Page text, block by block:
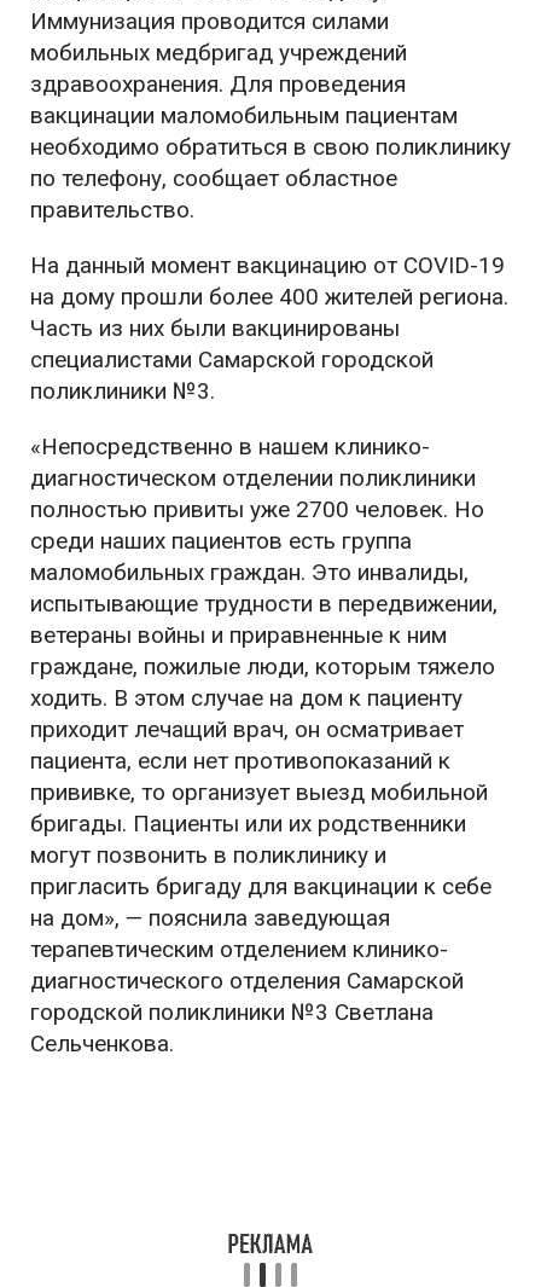
Иммунизация проводится силами
мобильных медбригад учреждений
здравоохранения. Для проведения
вакцинации маломобильным пациентам
необходимо обратиться в свою поликлинику
по телефону, сообщает областное
правительство.
На данный момент вакцинацию от COVID-19
на дому прошли более 400 жителей региона.
Часть из них были вакцинированы
специалистами Самарской городской
поликлиники №3.
«Непосредственно в нашем клинико-
диагностическом отделении поликлиники
полностью привиты уже 2700 человек. Но
среди наших пациентов есть группа
маломобильных граждан. Это инвалиды,
испытывающие трудности в передвижении,
ветераны войны и приравненные к ним
граждане, пожилые люди, которым тяжело
ходить. В этом случае на дом к пациенту
приходит лечащий врач, он осматривает
пациента, если нет противопоказаний к
прививке, то организует выезд мобильной
бригады. Пациенты или их родственники
могут позвонить в поликлинику и
пригласить бригаду для вакцинации к себе
на дом», — пояснила заведующая
терапевтическим отделением клинико-
диагностического отделения Самарской
городской поликлиники №3 Светлана
Сельченкова.